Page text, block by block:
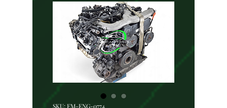
SKU: FM-ENG-0774